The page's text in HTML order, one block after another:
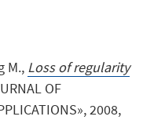
M., Loss of regularity
OF
2008,